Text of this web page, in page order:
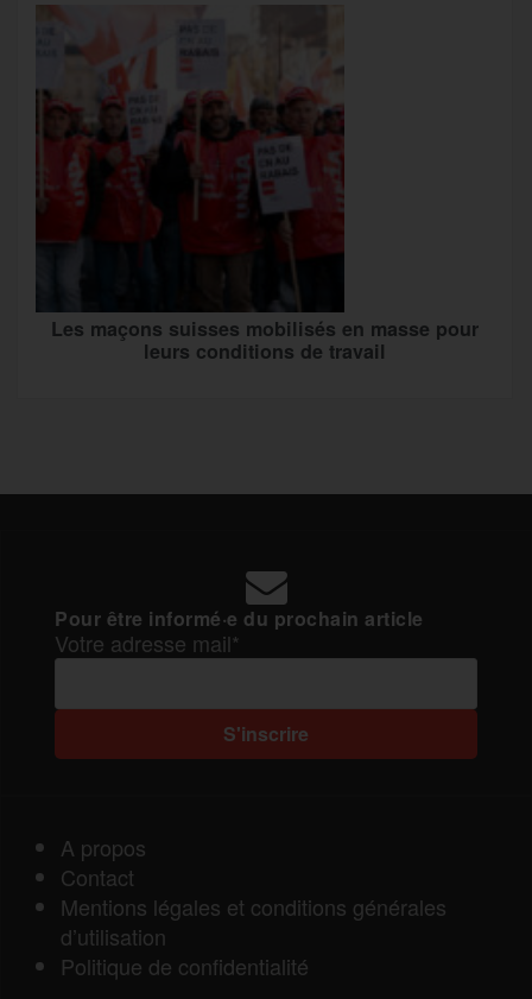
Les maçons suisses mobilisés en masse pour
leurs conditions de travail
Pour être informé·e du prochain article
Votre adresse mail*
A propos
Contact
Mentions légales et conditions générales
d’utilisation
Politique de confidentialité